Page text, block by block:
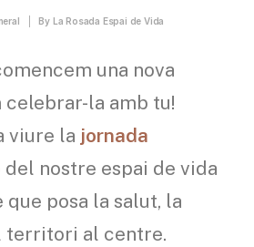
By La Rosada Espai de Vida
una nova
celebrar-la amb tu!
viure la jornada
del nostre espai de vida
posa la salut, la
territori al centre.